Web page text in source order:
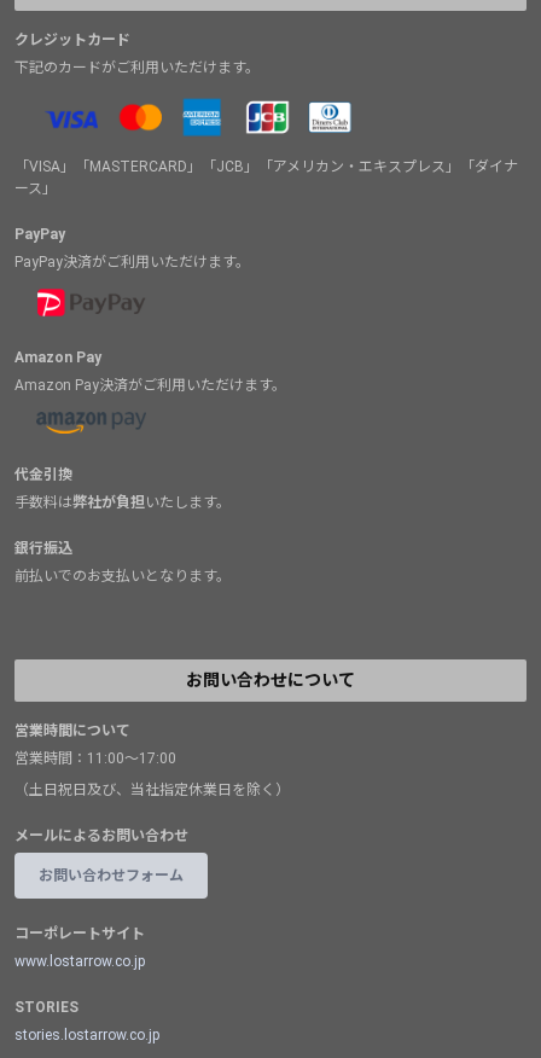
クレジットカード
下記のカードがご利用いただけます。
「VISA」「MASTERCARD」「JCB」「アメリカン・エキスプレス」「ダイナ
ース」
PayPay
PayPay決済がご利用いただけます。
Amazon Pay
Amazon Pay決済がご利用いただけます。
代金引換
手数料は弊社が負担いたします。
銀行振込
前払いでのお支払いとなります。
お問い合わせについて
営業時間について
営業時間：11:00～17:00
（土日祝日及び、当社指定休業日を除く）
メールによるお問い合わせ
お問い合わせフォーム
コーポレートサイト
www.lostarrow.co.jp
STORIES
stories.lostarrow.co.jp